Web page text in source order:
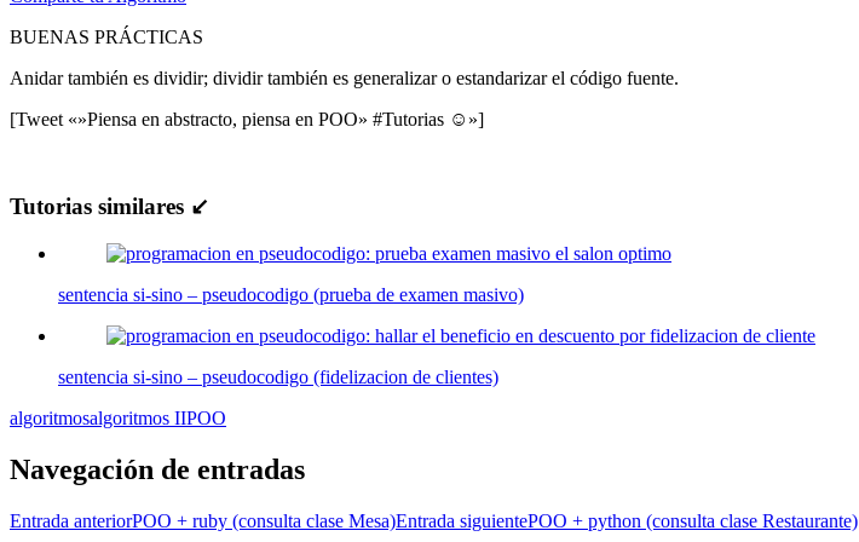
BUENAS PRÁCTICAS
Anidar también es dividir; dividir también es generalizar o estandarizar el código fuente.
[Tweet «»Piensa en abstracto, piensa en POO» #Tutorias ☺»]
Tutorias similares ↙
sentencia si-sino – pseudocodigo (prueba de examen masivo)
sentencia si-sino – pseudocodigo (fidelizacion de clientes)
algoritmosalgoritmos IIPOO
Navegación de entradas
Entrada anteriorPOO + ruby (consulta clase Mesa)Entrada siguientePOO + python (consulta clase Restaurante)